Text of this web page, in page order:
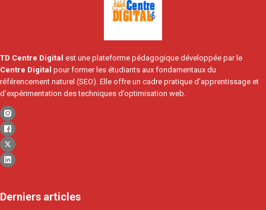
TD Centre Digital est une plateforme pédagogique développée par le
Centre Digital pour former les étudiants aux fondamentaux du
référencement naturel (SEO). Elle offre un cadre pratique d’apprentissage et
d’expérimentation des techniques d’optimisation web.
Derniers articles